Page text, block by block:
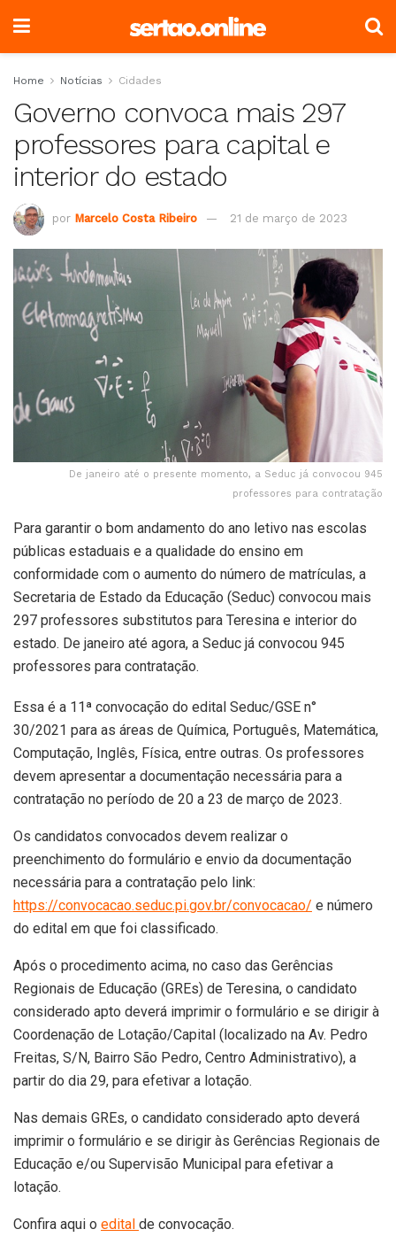
Home Notícias Cidades
Governo convoca mais 297
professores para capital e
interior do estado
por Marcelo Costa Ribeiro 21 de março de 2023
De janeiro até o presente momento, a Seduc já convocou 945
professores para contratação
Para garantir o bom andamento do ano letivo nas escolas
públicas estaduais e a qualidade do ensino em
conformidade com o aumento do número de matrículas, a
Secretaria de Estado da Educação (Seduc) convocou mais
297 professores substitutos para Teresina e interior do
estado. De janeiro até agora, a Seduc já convocou 945
professores para contratação.
Essa é a 11ª convocação do edital Seduc/GSE n°
30/2021 para as áreas de Química, Português, Matemática,
Computação, Inglês, Física, entre outras. Os professores
devem apresentar a documentação necessária para a
contratação no período de 20 a 23 de março de 2023.
Os candidatos convocados devem realizar o
preenchimento do formulário e envio da documentação
necessária para a contratação pelo link:
https://convocacao.seduc.pi.gov.br/convocacao/ e número
do edital em que foi classificado.
Após o procedimento acima, no caso das Gerências
Regionais de Educação (GREs) de Teresina, o candidato
considerado apto deverá imprimir o formulário e se dirigir à
Coordenação de Lotação/Capital (localizado na Av. Pedro
Freitas, S/N, Bairro São Pedro, Centro Administrativo), a
partir do dia 29, para efetivar a lotação.
Nas demais GREs, o candidato considerado apto deverá
imprimir o formulário e se dirigir às Gerências Regionais de
Educação e/ou Supervisão Municipal para efetivar a
lotação.
Confira aqui o edital de convocação.